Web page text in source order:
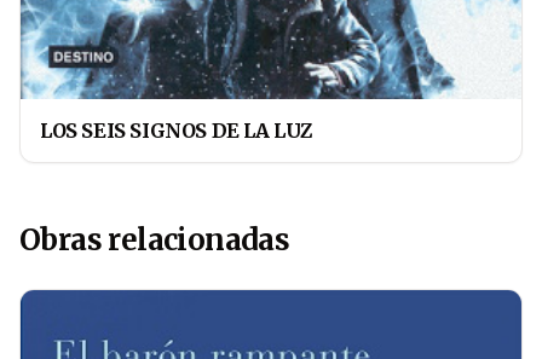
LOS SEIS SIGNOS DE LA LUZ
Obras relacionadas